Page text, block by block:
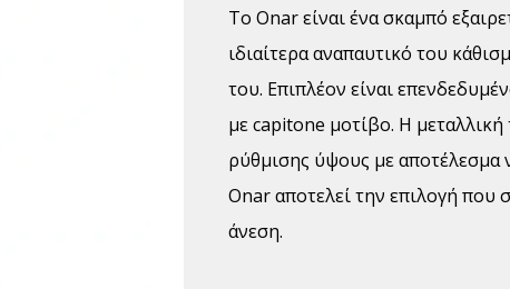
Το Onar είναι ένα σκαμπό
ιδιαίτερα αναπαυτικό του
του. Επιπλέον είναι
με capitone μοτίβο. Η
ρύθμισης ύψους με αποτέλεσμα
Onar αποτελεί την επιλογή που
άνεση.